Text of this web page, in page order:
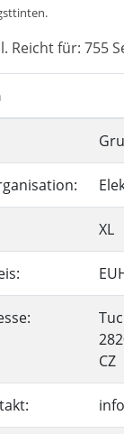
Reicht für: 755
XL
CZ